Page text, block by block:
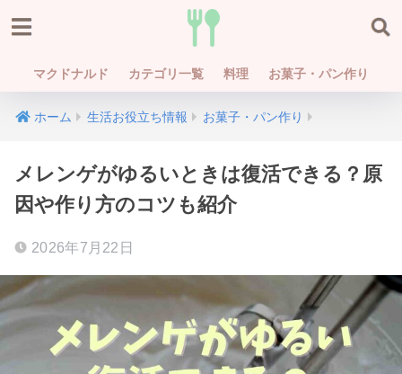
マクドナルド カテゴリ一覧 料理 お菓子・パン作り
ホーム 生活お役立ち情報 お菓子・パン作り
メレンゲがゆるいときは復活できる？原
因や作り方のコツも紹介
2026年7月22日